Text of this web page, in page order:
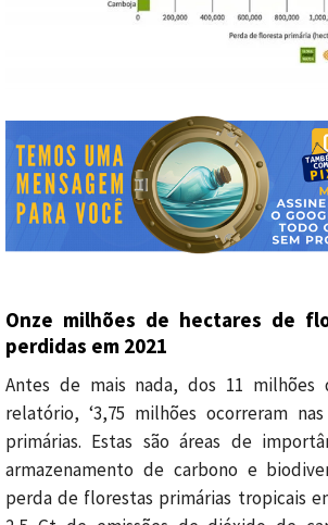
Onze milhões de hectares de
perdidas em 2021
Antes de mais nada, dos 11
relatório, ‘3,75 milhões ocorreram
primárias. Estas são áreas de
armazenamento de carbono e
perda de florestas primárias tropicais